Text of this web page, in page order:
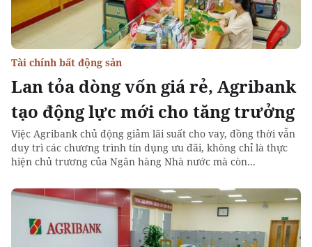
Lan tỏa dòng vốn giá rẻ, Agribank
tạo động lực mới cho tăng trưởng
Tài chính bất động sản
Việc Agribank chủ động giảm lãi suất cho vay, đồng thời vẫn
duy trì các chương trình tín dụng ưu đãi, không chỉ là thực
hiện chủ trương của Ngân hàng Nhà nước mà còn...